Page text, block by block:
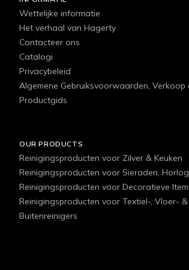
Wettelijke informatie
Het verhaal van Hagerty
Contacteer ons
Catalogi
Privacybeleid
Algemene Gebruiksvoorwaarden, Verkoop
Productgids
OUR PRODUCTS
Reinigingsproducten voor Zilver & Keuken
Reinigingsproducten voor Sieraden,
Reinigingsproducten voor Decoratieve
Reinigingsproducten voor Textiel-, Vloer-
Buitenreinigers